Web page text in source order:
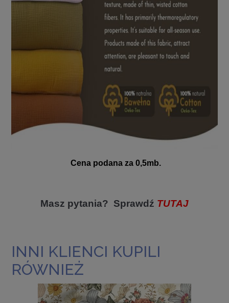
Cena podana za 0,5mb.
Masz pytania? Sprawdź TUTAJ
INNI KLIENCI KUPILI
RÓWNIEŻ